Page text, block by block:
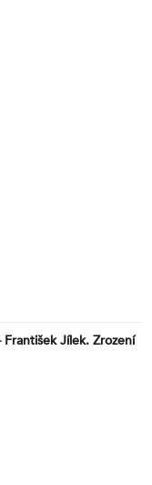
Jílek. Zrození